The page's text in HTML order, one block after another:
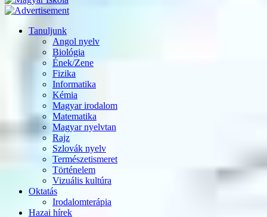
Tanuljunk
Angol nyelv
Biológia
Ének/Zene
Fizika
Informatika
Kémia
Magyar irodalom
Matematika
Magyar nyelvtan
Rajz
Szlovák nyelv
Természetismeret
Történelem
Vizuális kultúra
Oktatás
Irodalomterápia
Hazai hírek